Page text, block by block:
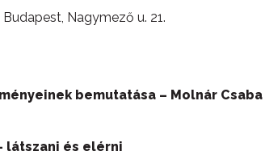
Nagymező u. 21.
bemutatása – Molnár Csaba
látszani és elérni